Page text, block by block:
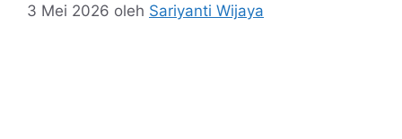
3 Mei 2026 oleh Sariyanti Wijaya